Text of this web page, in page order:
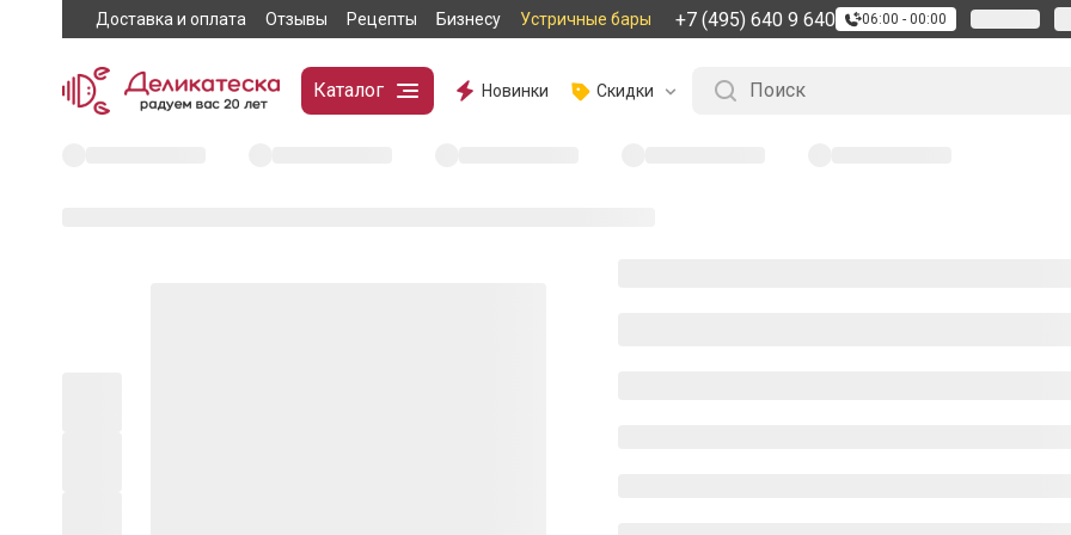
Доставка и оплата Отзывы Рецепты Бизнесу Устричные бары +7 (495) 640 9 640 06:00 - 00:00
Каталог Новинки Скидки